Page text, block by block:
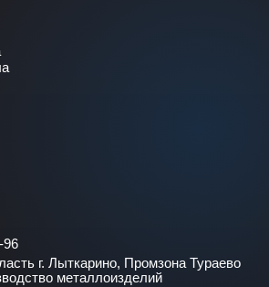
96
г. Лыткарино, Промзона Тураево
металлоизделий